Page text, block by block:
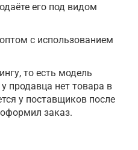
его под видом
с использованием
то есть модель
продавца нет товара в
у поставщиков после
заказ.